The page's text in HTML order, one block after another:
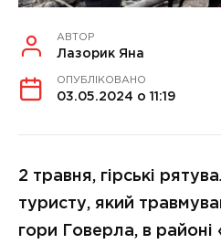
АВТОР
Лазорик Яна
ОПУБЛІКОВАНО
03.05.2024 о 11:19
2 травня, гірські
туристу, який
гори Говерла, в районі